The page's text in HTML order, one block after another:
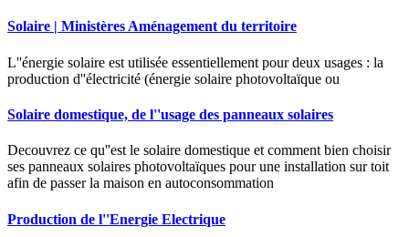
Solaire | Ministères Aménagement du territoire
L''énergie solaire est utilisée essentiellement pour deux usages : la
production d''électricité (énergie solaire photovoltaïque ou
Solaire domestique, de l''usage des panneaux solaires
Decouvrez ce qu''est le solaire domestique et comment bien choisir
ses panneaux solaires photovoltaïques pour une installation sur toit
afin de passer la maison en autoconsommation
Production de l''Energie Electrique